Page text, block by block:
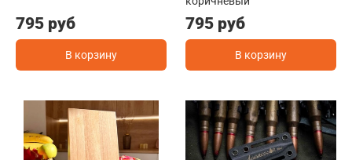
795 руб
В корзину
795 руб
В корзину